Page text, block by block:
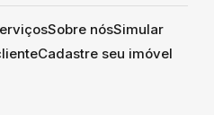
Sobre nósSimular
Cadastre seu imóvel